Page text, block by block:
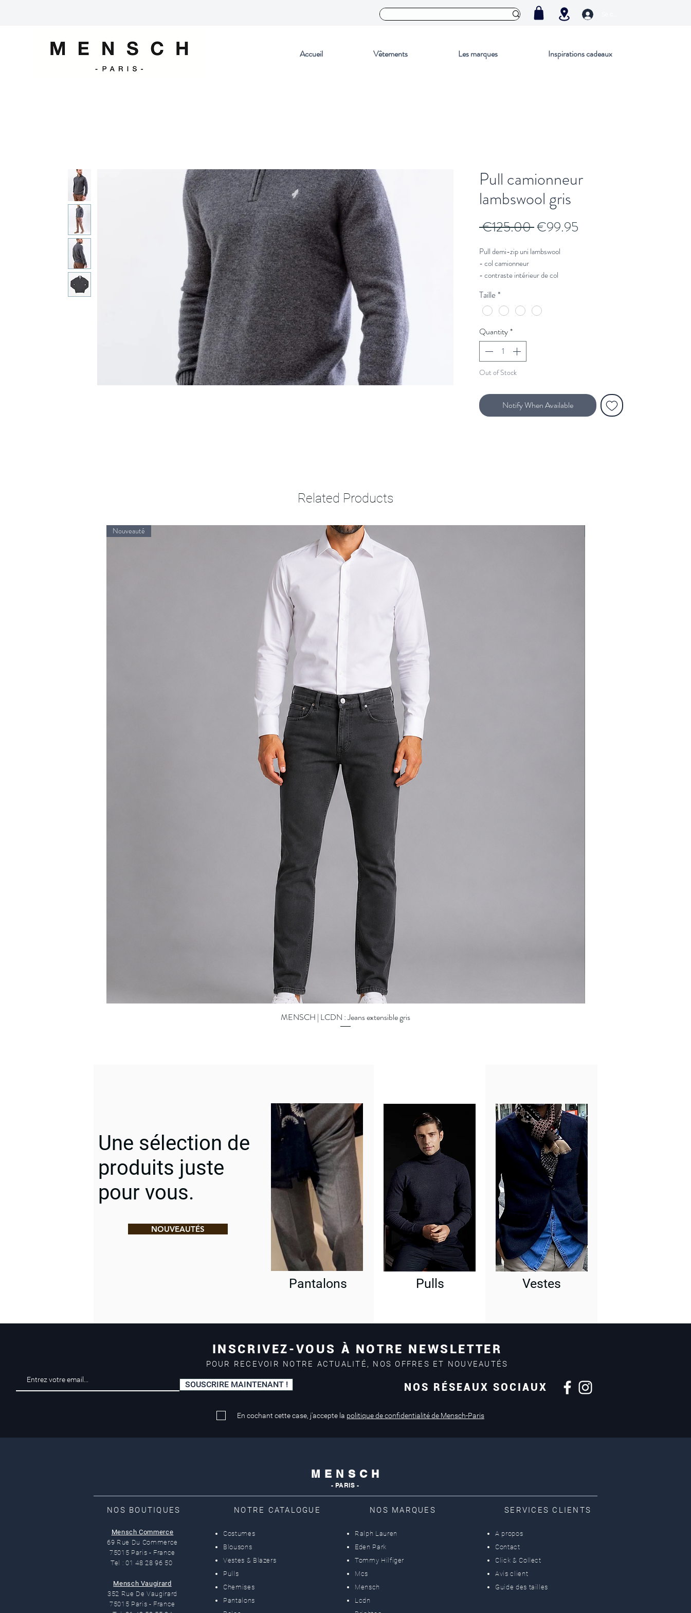
Accueil Vêtements Les marques Inspirations cadeaux
Pull camionneur
lambswool gris
€125.00 Regular
€99.95
Pull demi-zip uni lambswool
- col camionneur
- contraste intérieur de col
- 80% laine d'agneau 20% polyamide pour
améliorer le traitement du lavage
Taille*
Quantity*
Out of Stock
Notify When Available
Related Products
Quick View
Nouveauté
MENSCH | LCDN : Jeans extensible gris
Une sélection de
produits juste
pour vous.
NOUVEAUTÉS
Pantalons Pulls Vestes
Mastercard, Visa
en magasin
INSCRIVEZ-VOUS À NOTRE NEWSLETTER
POUR RECEVOIR NOTRE ACTUALITÉ, NOS OFFRES ET NOUVEAUTÉS
SOUSCRIRE MAINTENANT ! NOS RÉSEAUX SOCIAUX
En cochant cette case, j'accepte la politique de confidentialité de Mensch-Paris
M E N S C H
- PARIS -
NOS BOUTIQUES
Mensch Commerce
69 Rue Du Commerce
75015 Paris - France
Tel : 01 48 28 96 50
Mensch Vaugirard
352 Rue De Vaugirard
75015 Paris - France
NOTRE CATALOGUE
Costumes
Blousons
Vestes & Blazers
Pulls
Chemises
Pantalons
NOS MARQUES
Ralph Lauren
Eden Park
Tommy Hilfiger
Mcs
Mensch
Lcdn
SERVICES CLIENTS
A propos
Contact
Click & Collect
Avis client
Guide des tailles